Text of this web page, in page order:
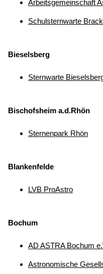
Arbeitsgemeinschaft
Schulsternwarte
Bieselsberg
Sternwarte
Bischofsheim a.d.Rhön
Sternenpark Rhön
Blankenfelde
LVB ProAstro
Bochum
AD ASTRA Bochum
Astronomische